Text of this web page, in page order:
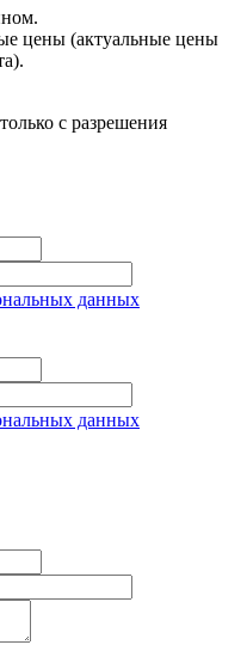
цены (актуальные цены
с разрешения
данных
данных